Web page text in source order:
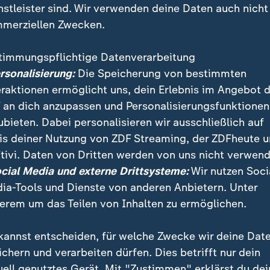
findet ein Corgi-Rennen statt, bei denen die
sie können. Die Disziplinen: Corgi Rennen, Solo
sind. Wir verwenden deine Daten auch nicht
Zwecken.
Datenverarbeitung
Die Speicherung von bestimmten
ermöglicht uns, dein Erlebnis im Angebot
an dich anzupassen und Personalisierungsfunktionen
Dabei personalisieren wir ausschließlich auf
deiner Nutzung von ZDF Streaming, der ZDFheute
Daten von Dritten werden von uns nicht
Media und externe Drittsysteme:Wir nutzen
Tools und Dienste von anderen Anbietern. Unter
um das Teilen von Inhalten zu ermöglichen.
entscheiden, für welche Zwecke wir deine
und verarbeiten dürfen. Dies betrifft nur dein